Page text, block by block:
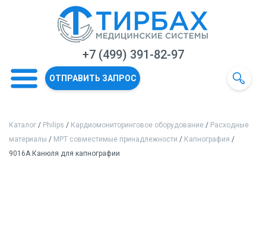
+7 (499) 391-82-97
ОТПРАВИТЬ ЗАПРОС
Каталог / Philips / Кардиомониторинговое оборудование / Расходные
материалы / МРТ совместимые принадлежности / Капнография /
9016A Канюля для капнографии